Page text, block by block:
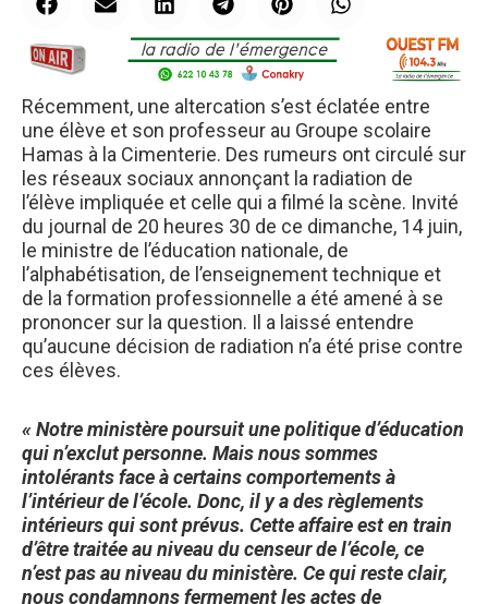
Récemment, une altercation s’est éclatée entre
une élève et son professeur au Groupe scolaire
Hamas à la Cimenterie. Des rumeurs ont circulé sur
les réseaux sociaux annonçant la radiation de
l’élève impliquée et celle qui a filmé la scène. Invité
du journal de 20 heures 30 de ce dimanche, 14 juin,
le ministre de l’éducation nationale, de
l’alphabétisation, de l’enseignement technique et
de la formation professionnelle a été amené à se
prononcer sur la question. Il a laissé entendre
qu’aucune décision de radiation n’a été prise contre
ces élèves.
« Notre ministère poursuit une politique d’éducation
qui n’exclut personne. Mais nous sommes
intolérants face à certains comportements à
l’intérieur de l’école. Donc, il y a des règlements
intérieurs qui sont prévus. Cette affaire est en train
d’être traitée au niveau du censeur de l’école, ce
n’est pas au niveau du ministère. Ce qui reste clair,
nous condamnons fermement les actes de